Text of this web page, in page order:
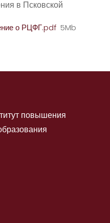
в Псковской
о РЦФГ.pdf 5Mb
повышения